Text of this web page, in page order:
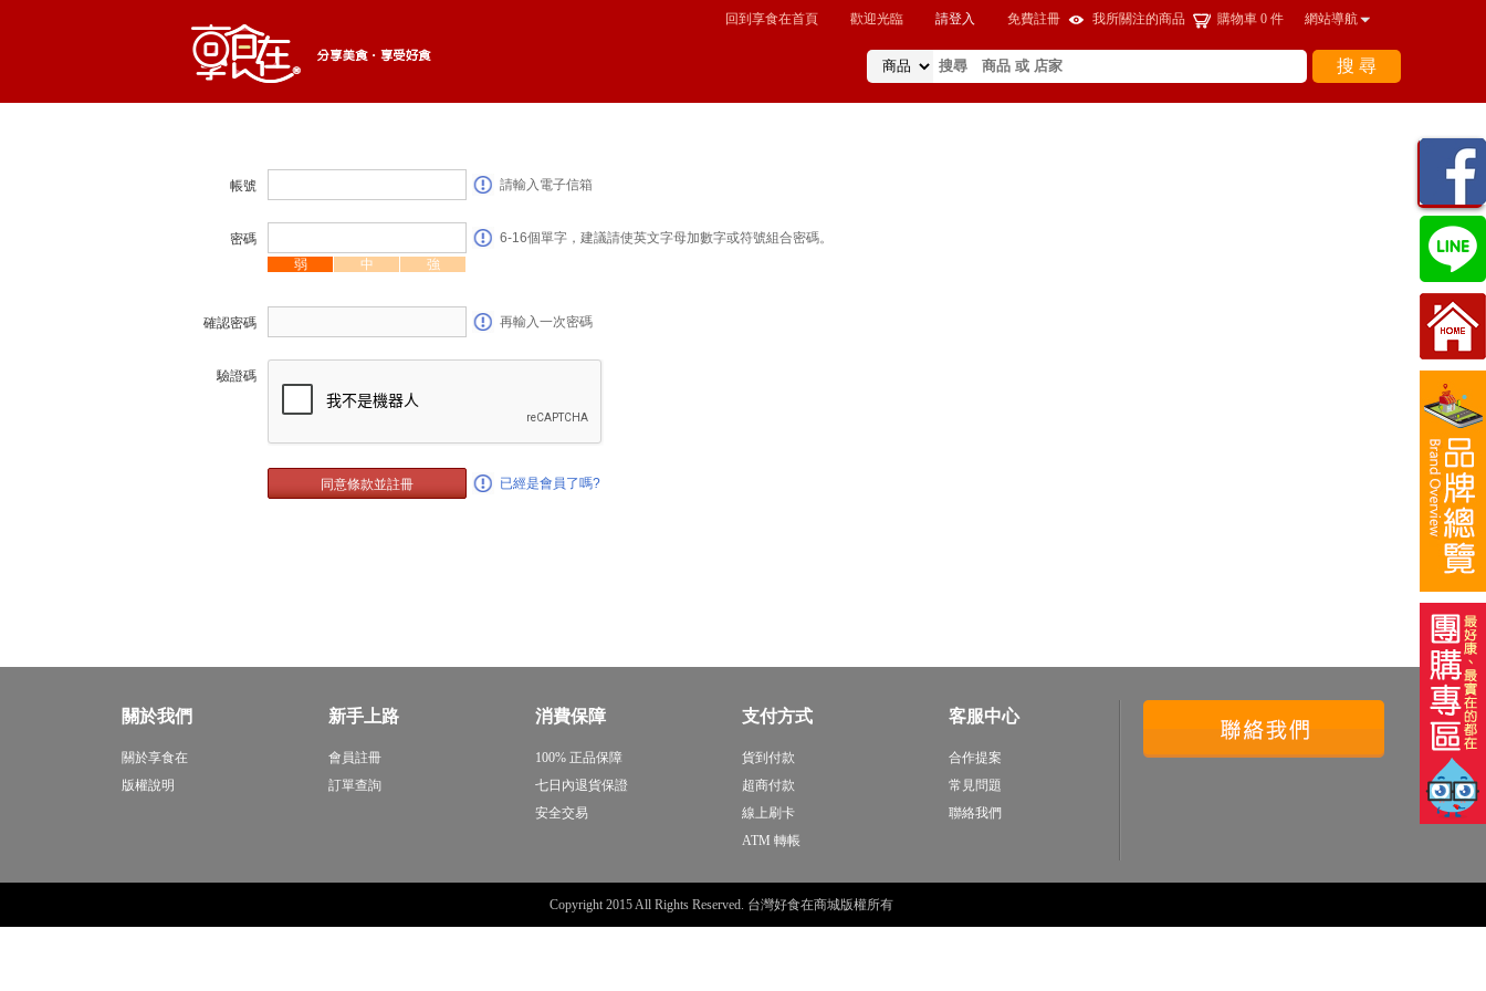
瀏覽
紀錄
回到享食在首頁 歡迎光臨 請登入 免費註冊 我所關注的商品 購物車 0 件 網站導航
搜 尋
帳號 請輸入電子信箱
密碼
6-16個單字，建議請使英文字母加數字或符號組合密碼。
弱
中 強
確認密碼 再輸入一次密碼
驗證碼
同意條款並註冊 已經是會員了嗎?
關於我們
關於享食在
版權說明
新手上路
會員註冊
訂單查詢
消費保障
100% 正品保障
七日內退貨保證
安全交易
支付方式
貨到付款
超商付款
線上刷卡
ATM 轉帳
客服中心
合作提案
常見問題
聯絡我們
Copyright 2015 All Rights Reserved. 台灣好食在商城版權所有